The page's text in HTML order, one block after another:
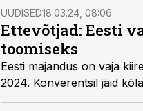
UUDISED18.03.24, 08:06
Ettevõtjad: Eesti
toomiseks
Eesti majandus on vaja
2024. Konverentsil jäid